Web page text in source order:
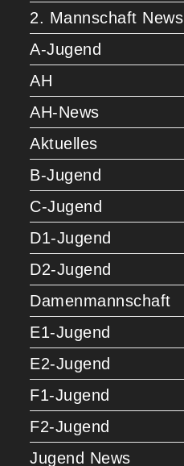
2. Mannschaft News
A-Jugend
AH
AH-News
Aktuelles
B-Jugend
C-Jugend
D1-Jugend
D2-Jugend
Damenmannschaft
E1-Jugend
E2-Jugend
F1-Jugend
F2-Jugend
Jugend News